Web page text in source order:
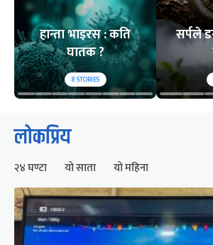
हान्ता भाइरस : कति
घातक ?
8STORIES
सर्पले
लोकप्रिय
२४ घण्टा यो साता यो महिना